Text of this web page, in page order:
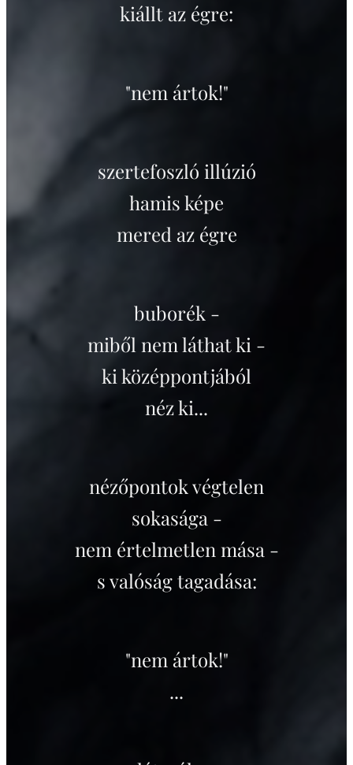
kiállt az égre:
"nem ártok!"
szertefoszló illúzió
hamis képe
mered az égre
buborék -
miből nem láthat ki -
ki középpontjából
néz ki...
nézőpontok végtelen
sokasága -
nem értelmetlen mása -
s valóság tagadása:
"nem ártok!"
...